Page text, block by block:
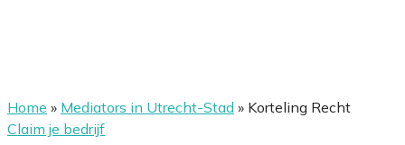
Home » Mediators in Utrecht-Stad » Korteling Recht
Claim je bedrijf